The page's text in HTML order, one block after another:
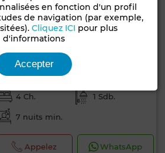
Hammamet
4 Ch. 1 Sdb.
7 nuits min.
Appelez WhatsApp
en fonction d'un profil
de navigation (par exemple,
Cliquez ICI pour plus
d'informations
Accepter